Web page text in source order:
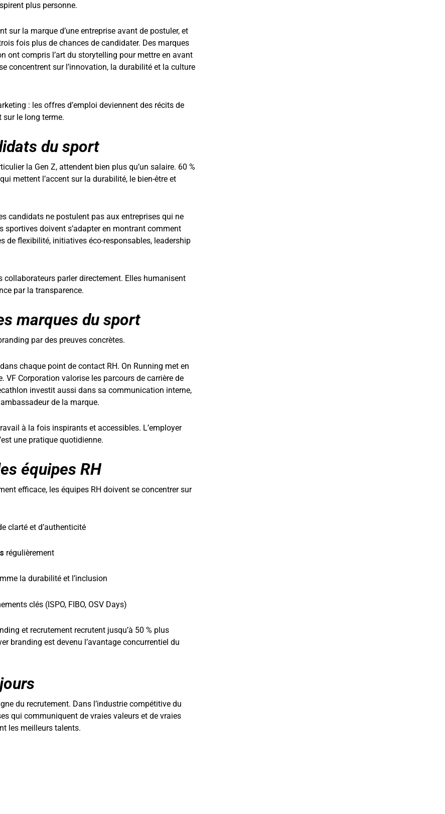
plus personne.
sur la marque d’une entreprise avant de postuler, et
fois plus de chances de candidater. Des marques
ont compris l’art du storytelling pour mettre en avant
concentrent sur l’innovation, la durabilité et la culture
: les offres d’emploi deviennent des récits de
sur le long terme.
du sport
la Gen Z, attendent bien plus qu’un salaire. 60 %
mettent l’accent sur la durabilité, le bien-être et
candidats ne postulent pas aux entreprises qui ne
sportives doivent s’adapter en montrant comment
de flexibilité, initiatives éco-responsables, leadership
parler directement. Elles humanisent
par la transparence.
marques du sport
par des preuves concrètes.
chaque point de contact RH. On Running met en
Corporation valorise les parcours de carrière de
investit aussi dans sa communication interne,
de la marque.
à la fois inspirants et accessibles. L’employer
une pratique quotidienne.
équipes RH
efficace, les équipes RH doivent se concentrer sur
clarté et d’authenticité
régulièrement
la durabilité et l’inclusion
clés (ISPO, FIBO, OSV Days)
et recrutement recrutent jusqu’à 50 % plus
branding est devenu l’avantage concurrentiel du
du recrutement. Dans l’industrie compétitive du
qui communiquent de vraies valeurs et de vraies
les meilleurs talents.